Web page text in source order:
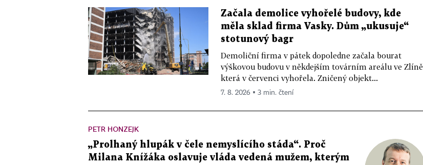
Začala demolice vyhořelé budovy, kde
měla sklad firma Vasky. Dům „ukusuje“
stotunový bagr
Demoliční firma v pátek dopoledne začala bourat
výškovou budovu v někdejším továrním areálu ve Zlíně,
která v červenci vyhořela. Zničený objekt...
7. 8. 2026 ▪ 3 min. čtení
PETR HONZEJK
„Prolhaný hlupák v čele nemyslícího stáda“. Proč
Milana Knížáka oslavuje vláda vedená mužem, kterým